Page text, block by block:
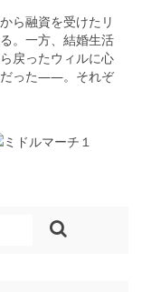
ら融資を受けたリ
。一方、結婚生活
戻ったウィルに心
だった――。それぞ